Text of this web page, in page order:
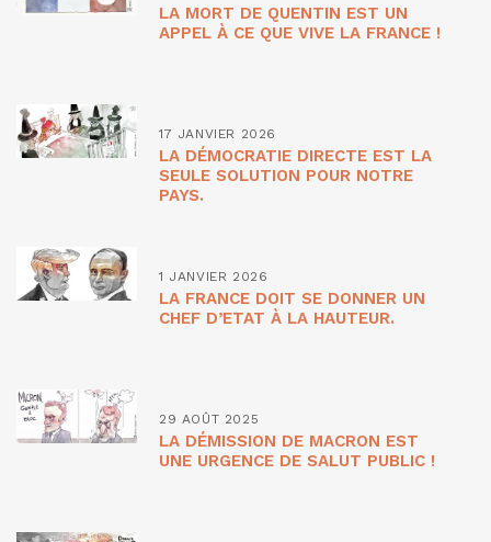
LA MORT DE QUENTIN EST UN
APPEL À CE QUE VIVE LA FRANCE !
17 JANVIER 2026
LA DÉMOCRATIE DIRECTE EST LA
SEULE SOLUTION POUR NOTRE
PAYS.
1 JANVIER 2026
LA FRANCE DOIT SE DONNER UN
CHEF D’ETAT À LA HAUTEUR.
29 AOÛT 2025
LA DÉMISSION DE MACRON EST
UNE URGENCE DE SALUT PUBLIC !